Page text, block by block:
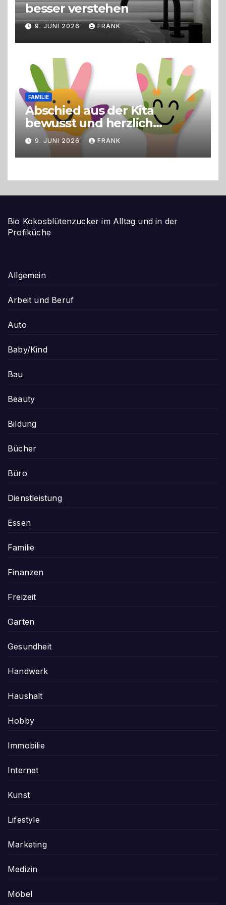
besser verstehen
9. JUNI 2026 FRANK
FAMILIE
Abschied aus der Kita
bewusst und herzlich
gestalten
9. JUNI 2026 FRANK
Bio Kokosblütenzucker im Alltag und in der
Profiküche
Allgemein
Arbeit und Beruf
Auto
Baby/Kind
Bau
Beauty
Bildung
Bücher
Büro
Dienstleistung
Essen
Familie
Finanzen
Freizeit
Garten
Gesundheit
Handwerk
Haushalt
Hobby
Immobilie
Internet
Kunst
Lifestyle
Marketing
Medizin
Möbel